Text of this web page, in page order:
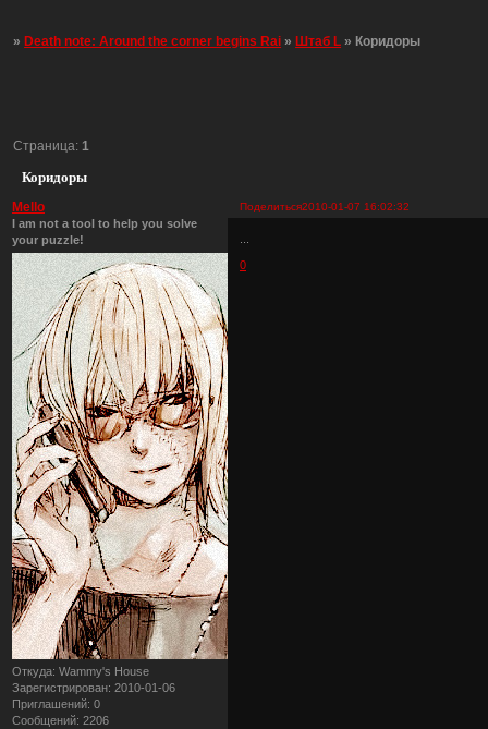
»Death note: Around the corner begins Rai »Штаб L » Коридоры
Коридоры
Страница: 1
Поделиться2010-01-07 16:02:32
Mello
I am not a tool to help you solve
your puzzle!
Откуда: Wammy's House
Зарегистрирован: 2010-01-06
Приглашений: 0
Сообщений: 2206
0